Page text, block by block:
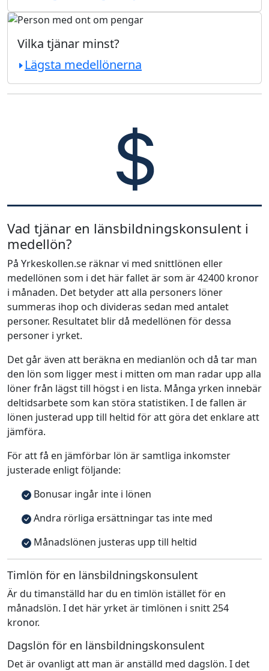
Vilka tjänar minst?
Lägsta medellönerna
Vad tjänar en länsbildningskonsulent i
medellön?
På Yrkeskollen.se räknar vi med snittlönen eller
medellönen som i det här fallet är som är 42400 kronor
i månaden. Det betyder att alla personers löner
summeras ihop och divideras sedan med antalet
personer. Resultatet blir då medellönen för dessa
personer i yrket.
Det går även att beräkna en medianlön och då tar man
den lön som ligger mest i mitten om man radar upp alla
löner från lägst till högst i en lista. Många yrken innebär
deltidsarbete som kan störa statistiken. I de fallen är
lönen justerad upp till heltid för att göra det enklare att
jämföra.
För att få en jämförbar lön är samtliga inkomster
justerade enligt följande:
Bonusar ingår inte i lönen
Andra rörliga ersättningar tas inte med
Månadslönen justeras upp till heltid
Timlön för en länsbildningskonsulent
Är du timanställd har du en timlön istället för en
månadslön. I det här yrket är timlönen i snitt 254
kronor.
Dagslön för en länsbildningskonsulent
Det är ovanligt att man är anställd med dagslön. I det